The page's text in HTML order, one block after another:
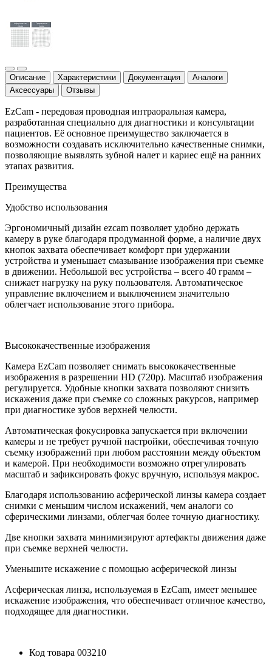
Описание Характеристики Документация
Аналоги
Аксессуары
Отзывы
EzCam - передовая проводная интраоральная камера,
разработанная специально для диагностики и консультации
пациентов. Её основное преимущество заключается в
возможности создавать исключительно качественные снимки,
позволяющие выявлять зубной налет и кариес ещё на ранних
этапах развития.
Преимущества
Удобство использования
Эргономичный дизайн ezcam позволяет удобно держать
камеру в руке благодаря продуманной форме, а наличие двух
кнопок захвата обеспечивает комфорт при удержании
устройства и уменьшает смазывание изображения при съемке
в движении. Небольшой вес устройства – всего 40 грамм –
снижает нагрузку на руку пользователя. Автоматическое
управление включением и выключением значительно
облегчает использование этого прибора.
Высококачественные изображения
Камера EzCam позволяет снимать высококачественные
изображения в разрешении HD (720p). Масштаб изображения
регулируется. Удобные кнопки захвата позволяют снизить
искажения даже при съемке со сложных ракурсов, например
при диагностике зубов верхней челюсти.
Автоматическая фокусировка запускается при включении
камеры и не требует ручной настройки, обеспечивая точную
съемку изображений при любом расстоянии между объектом
и камерой. При необходимости возможно отрегулировать
масштаб и зафиксировать фокус вручную, используя макрос.
Благодаря использованию асферической линзы камера создает
снимки с меньшим числом искажений, чем аналоги со
сферическими линзами, облегчая более точную диагностику.
Две кнопки захвата минимизируют артефакты движения даже
при съемке верхней челюсти.
Уменьшите искажение с помощью асферической линзы
Асферическая линза, используемая в EzCam, имеет меньшее
искажение изображения, что обеспечивает отличное качество,
подходящее для диагностики.
Код товара 003210